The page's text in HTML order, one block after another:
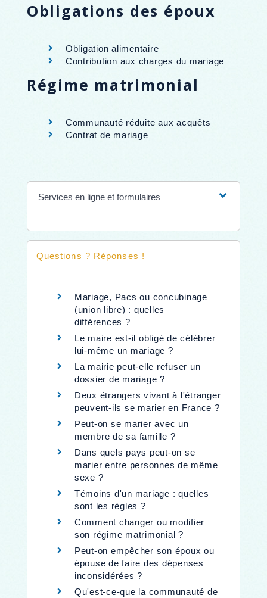
Obligations des époux
Obligation alimentaire
Contribution aux charges du mariage
Régime matrimonial
Communauté réduite aux acquêts
Contrat de mariage
Services en ligne et formulaires
Questions ? Réponses !
Mariage, Pacs ou concubinage
(union libre) : quelles
différences ?
Le maire est-il obligé de célébrer
lui-même un mariage ?
La mairie peut-elle refuser un
dossier de mariage ?
Deux étrangers vivant à l'étranger
peuvent-ils se marier en France ?
Peut-on se marier avec un
membre de sa famille ?
Dans quels pays peut-on se
marier entre personnes de même
sexe ?
Témoins d'un mariage : quelles
sont les règles ?
Comment changer ou modifier
son régime matrimonial ?
Peut-on empêcher son époux ou
épouse de faire des dépenses
inconsidérées ?
Qu'est-ce-que la communauté de